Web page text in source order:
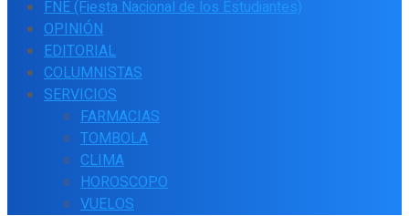
FNE (Fiesta Nacional de los Estudiantes)
OPINIÓN
EDITORIAL
COLUMNISTAS
SERVICIOS
FARMACIAS
TOMBOLA
CLIMA
HOROSCOPO
VUELOS